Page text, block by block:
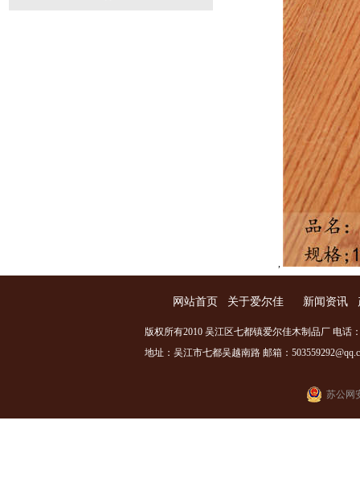
,
网站首页 关于爱尔佳 新闻资讯
版权所有2010 吴江区七都镇爱尔佳木制品厂 电话
地址：吴江市七都吴越南路 邮箱：
苏公网